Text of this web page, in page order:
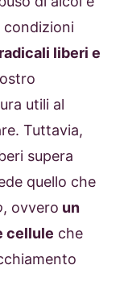
condizioni
liberi e
utili al
Tuttavia,
supera
quello che
, ovvero un
cellule che